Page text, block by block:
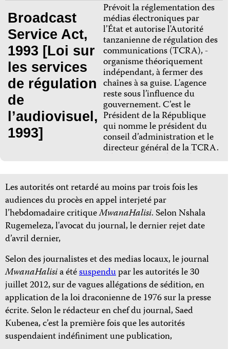
Broadcast
Service Act,
1993 [Loi sur
les services
de régulation
de
l’audiovisuel,
1993]
Prévoit la réglementation des
médias électroniques par
l’État et autorise l'Autorité
tanzanienne de régulation des
communications (TCRA), -
organisme théoriquement
indépendant, à fermer des
chaînes à sa guise. L'agence
reste sous l’influence du
gouvernement. C’est le
Président de la République
qui nomme le président du
conseil d’administration et le
directeur général de la TCRA.
Les autorités ont retardé au moins par trois fois les
audiences du procès en appel interjeté par
l’hebdomadaire critiqueMwanaHalisi. Selon Nshala
Rugemeleza, l'avocat du journal, le dernier rejet date
d’avril dernier,
Selon des journalistes et des medias locaux, le journal
MwanaHalisia étésuspendupar les autorités le 30
juillet 2012, sur de vagues allégations de sédition, en
application de la loi draconienne de 1976 sur la presse
écrite. Selon le rédacteur en chef du journal, Saed
Kubenea, c’est la première fois que les autorités
suspendaient indéfiniment une publication,